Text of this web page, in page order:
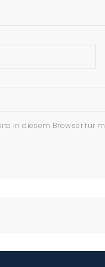
in diesem Browser für